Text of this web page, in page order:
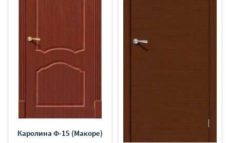
Каролина Ф-15 (Макоре)